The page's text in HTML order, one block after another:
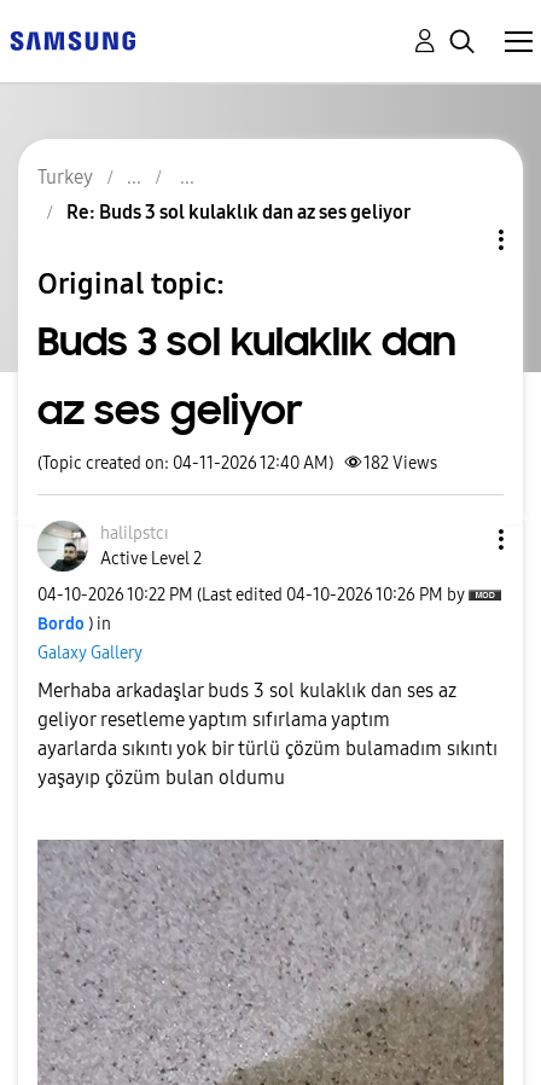
Turkey
Re: Buds 3 sol kulaklık dan az ses geliyor
Original topic:
Buds 3 sol kulaklık dan
az ses geliyor
(Topic created on: 04-11-2026 12:40 AM) 182Views
halilpstcı
Active Level 2
‎04-10-202610:22 PM (Last edited ‎04-10-202610:26 PM by
Bordo ) in
Galaxy Gallery
Merhaba arkadaşlar buds 3 sol kulaklık dan ses az
geliyor resetleme yaptım sıfırlama yaptım
ayarlarda sıkıntı yok bir türlü çözüm bulamadım sıkıntı
yaşayıp çözüm bulan oldumu